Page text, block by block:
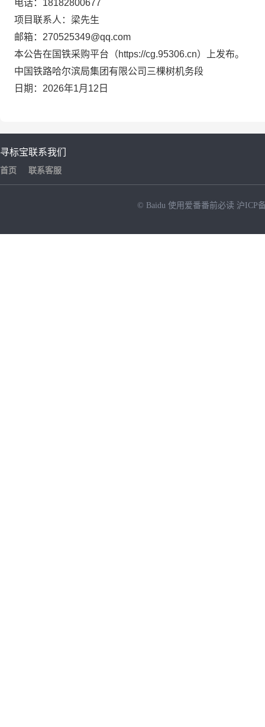
电话：18182800677
项目联系人：梁先生
邮箱：270525349@qq.com
本公告在国铁采购平台（https://cg.95306.cn）上发布。
中国铁路哈尔滨局集团有限公司三棵树机务段
日期：2026年1月12日
寻标宝
首页
联系我们
联系客服
© Baidu 使用爱番番前必读 沪ICP